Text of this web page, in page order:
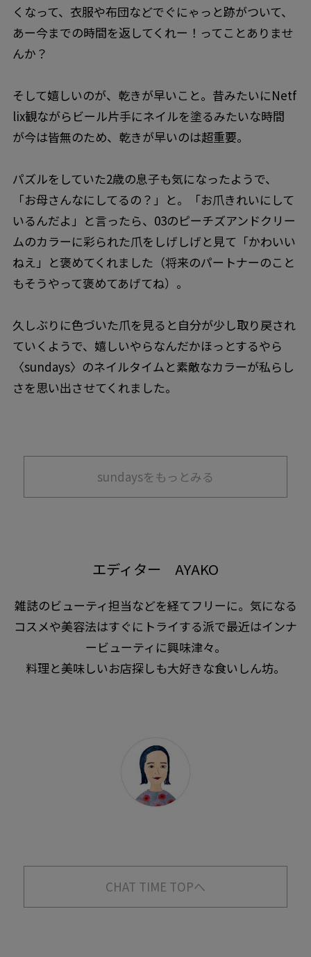
くなって、衣服や布団などでぐにゃっと跡がついて、
あー今までの時間を返してくれー！ってことありませ
んか？
そして嬉しいのが、乾きが早いこと。昔みたいにNetf
lix観ながらビール片手にネイルを塗るみたいな時間
が今は皆無のため、乾きが早いのは超重要。
パズルをしていた2歳の息子も気になったようで、
「お母さんなにしてるの？」と。「お爪きれいにして
いるんだよ」と言ったら、03のピーチズアンドクリー
ムのカラーに彩られた爪をしげしげと見て「かわいい
ねえ」と褒めてくれました（将来のパートナーのこと
もそうやって褒めてあげてね）。
久しぶりに色づいた爪を見ると自分が少し取り戻され
ていくようで、嬉しいやらなんだかほっとするやら
〈sundays〉のネイルタイムと素敵なカラーが私らし
さを思い出させてくれました。
sundaysをもっとみる
エディター AYAKO
雑誌のビューティ担当などを経てフリーに。気になる
コスメや美容法はすぐにトライする派で最近はインナ
ービューティに興味津々。
料理と美味しいお店探しも大好きな食いしん坊。
CHAT TIME TOPへ